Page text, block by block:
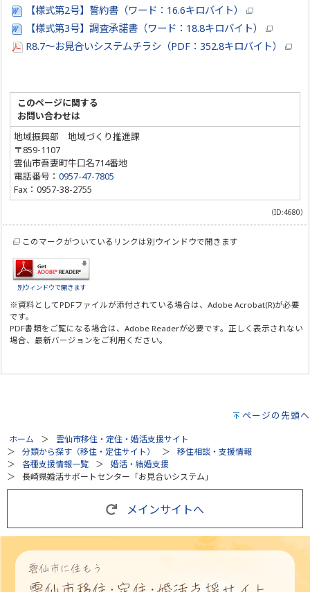
【様式第2号】誓約書（ワード：16.6キロバイト）
【様式第3号】調査承諾書（ワード：18.8キロバイト）
R8.7～お見合いシステムチラシ（PDF：352.8キロバイト）
このページに関する
お問い合わせは
地域振興部 地域づくり推進課
〒859-1107
雲仙市吾妻町牛口名714番地
電話番号：0957-47-7805
Fax：0957-38-2755
（ID:4680）
このマークがついているリンクは別ウインドウで開きます
別ウィンドウで開きます
※資料としてPDFファイルが添付されている場合は、Adobe Acrobat(R)が必要
です。
PDF書類をご覧になる場合は、Adobe Readerが必要です。正しく表示されない
場合、最新バージョンをご利用ください。
ページの先頭へ
ホーム
雲仙市移住・定住・婚活支援サイト
分類から探す（移住・定住サイト）
移住相談・支援情報
各種支援情報一覧
婚活・結婚支援
長崎県婚活サポートセンター「お見合いシステム」
メインサイトへ